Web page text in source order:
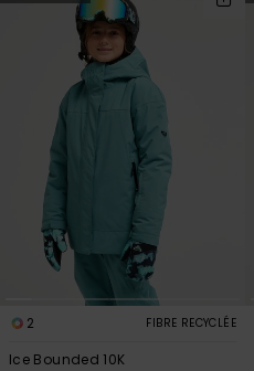
2 FIBRE RECYCLÉE
Ice Bounded 10K